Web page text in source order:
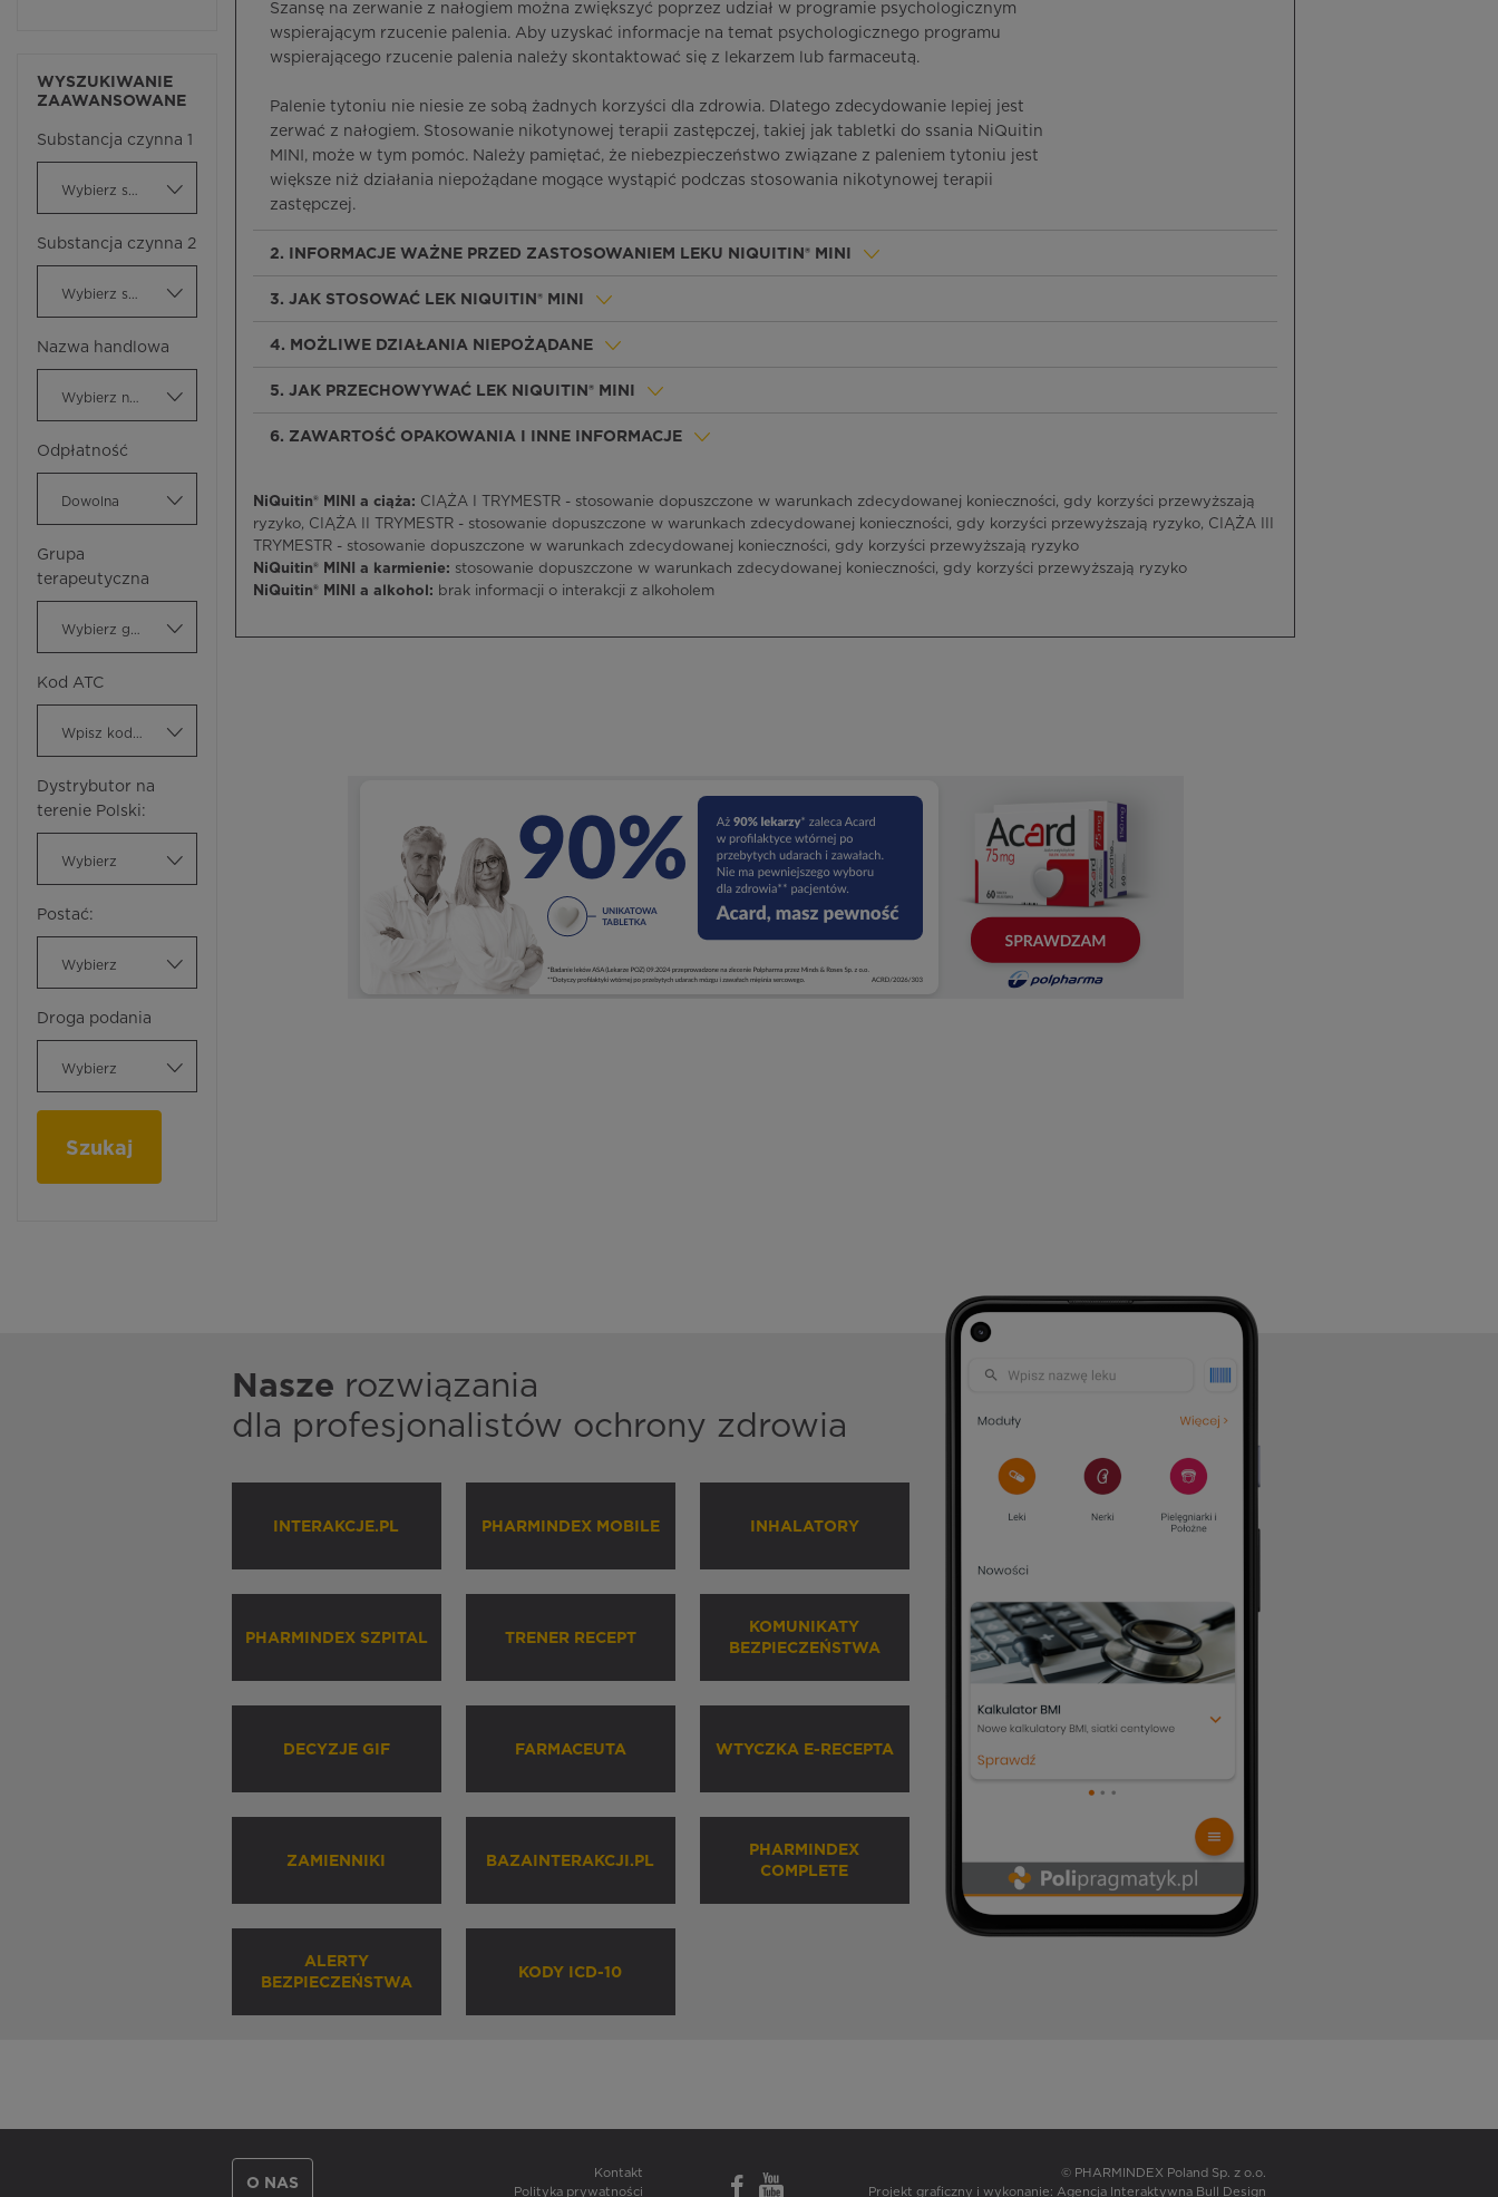
WYSZUKIWANIE
ZAAWANSOWANE
Substancja czynna 1
Substancja czynna 2
Nazwa handlowa
Odpłatność
Dowolna
Grupa
terapeutyczna
Kod ATC
Dystrybutor na
terenie Polski:
Wybierz
Postać:
Wybierz
Droga podania
Wybierz
Szukaj
Szansę na zerwanie z nałogiem można zwiększyć poprzez udział w programie psychologicznym
wspierającym rzucenie palenia. Aby uzyskać informacje na temat psychologicznego programu
wspierającego rzucenie palenia należy skontaktować się z lekarzem lub farmaceutą.
Palenie tytoniu nie niesie ze sobą żadnych korzyści dla zdrowia. Dlatego zdecydowanie lepiej jest
zerwać z nałogiem. Stosowanie nikotynowej terapii zastępczej, takiej jak tabletki do ssania NiQuitin
MINI, może w tym pomóc. Należy pamiętać, że niebezpieczeństwo związane z paleniem tytoniu jest
większe niż działania niepożądane mogące wystąpić podczas stosowania nikotynowej terapii
zastępczej.
2. INFORMACJE WAŻNE PRZED ZASTOSOWANIEM LEKU NIQUITIN® MINI
3. JAK STOSOWAĆ LEK NIQUITIN® MINI
4. MOŻLIWE DZIAŁANIA NIEPOŻĄDANE
5. JAK PRZECHOWYWAĆ LEK NIQUITIN® MINI
6. ZAWARTOŚĆ OPAKOWANIA I INNE INFORMACJE
NiQuitin® MINI a ciąża: CIĄŻA I TRYMESTR - stosowanie dopuszczone w warunkach zdecydowanej konieczności, gdy korzyści przewyższają
ryzyko, CIĄŻA II TRYMESTR - stosowanie dopuszczone w warunkach zdecydowanej konieczności, gdy korzyści przewyższają ryzyko, CIĄŻA III
TRYMESTR - stosowanie dopuszczone w warunkach zdecydowanej konieczności, gdy korzyści przewyższają ryzyko
NiQuitin® MINI a karmienie: stosowanie dopuszczone w warunkach zdecydowanej konieczności, gdy korzyści przewyższają ryzyko
NiQuitin® MINI a alkohol: brak informacji o interakcji z alkoholem
Nasze rozwiązania
dla profesjonalistów ochrony zdrowia
INTERAKCJE.PL PHARMINDEX MOBILE INHALATORY
PHARMINDEX SZPITAL TRENER RECEPT
KOMUNIKATY
BEZPIECZEŃSTWA
DECYZJE GIF FARMACEUTA WTYCZKA E-RECEPTA
ZAMIENNIKI BAZAINTERAKCJI.PL
PHARMINDEX
COMPLETE
ALERTY
BEZPIECZEŃSTWA
KODY ICD-10
O NAS
Kontakt
Polityka prywatności
© PHARMINDEX Poland Sp. z o.o.
Projekt graficzny i wykonanie: Agencja Interaktywna Bull Design